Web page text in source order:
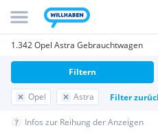
1.342 Opel Astra Gebrauchtwagen
Opel Astra Filter
Filtern
Infos zur Reihung der Anzeigen